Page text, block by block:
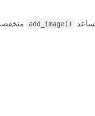
add_image()